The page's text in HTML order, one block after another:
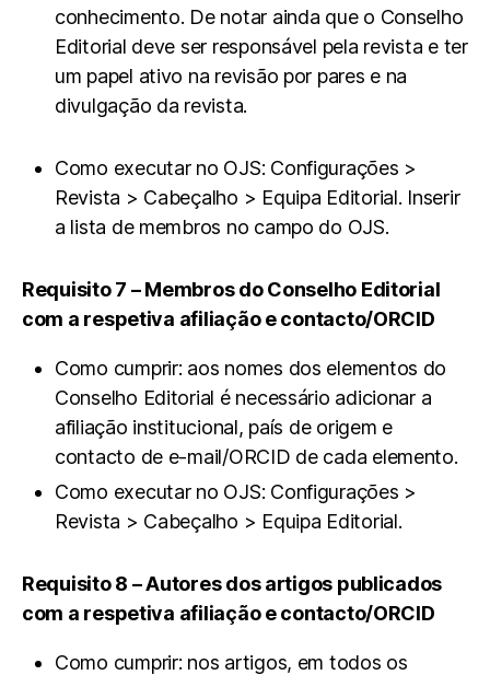
conhecimento. De notar ainda que o Conselho
Editorial deve ser responsável pela revista e ter
um papel ativo na revisão por pares e na
divulgação da revista.
Como executar no OJS: Configurações >
Revista > Cabeçalho > Equipa Editorial. Inserir
a lista de membros no campo do OJS.
Requisito 7 – Membros do Conselho Editorial
com a respetiva afiliação e contacto/ORCID
Como cumprir: aos nomes dos elementos do
Conselho Editorial é necessário adicionar a
afiliação institucional, país de origem e
contacto de e-mail/ORCID de cada elemento.
Como executar no OJS: Configurações >
Revista > Cabeçalho > Equipa Editorial.
Requisito 8 – Autores dos artigos publicados
com a respetiva afiliação e contacto/ORCID
Como cumprir: nos artigos, em todos os